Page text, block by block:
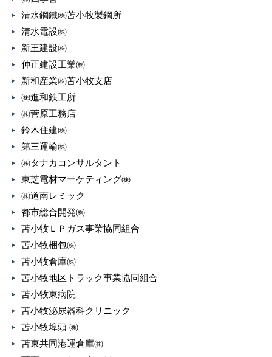
清水鋼鐵㈱苫小牧製鋼所
清水電設㈱
新王建設㈱
伸正建設工業㈱
新和産業㈱苫小牧支店
㈱進和鉄工所
㈱菅原工務店
鈴木住建㈱
第三運輸㈱
㈱タナカコンサルタント
東芝電材マーケティング㈱
㈱道南レミック
都市総合開発㈱
苫小牧ＬＰガス事業協同組合
苫小牧梱包㈱
苫小牧倉庫㈱
苫小牧地区トラック事業協同組合
苫小牧東病院
苫小牧泌尿器科クリニック
苫小牧埠頭 ㈱
苫東共同港運倉庫㈱